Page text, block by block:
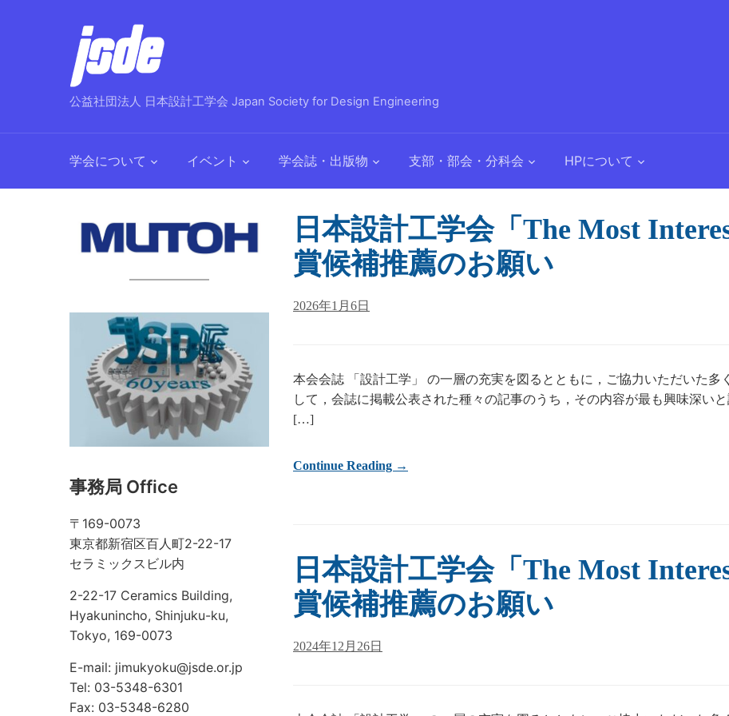
公益社団法人 日本設計工学会 Japan Society for Design Engineering
学会について イベント 学会誌・出版物 支部・部会・分科会 HPについて
事務局 Office
〒169-0073
東京都新宿区百人町2-22-17
セラミックスビル内
2-22-17 Ceramics Building,
Hyakunincho, Shinjuku-ku,
Tokyo, 169-0073
E-mail: jimukyoku@jsde.or.jp
Tel: 03-5348-6301
Fax: 03-5348-6280
日本設計工学会「The Most
賞候補推薦のお願い
2026年1月6日
本会会誌 「設計工学」 の一層の充実を図るとともに，ご協力いただいた多
して，会誌に掲載公表された種々の記事のうち，その内容が最も興味深い
[…]
Continue Reading →
日本設計工学会「The Most
賞候補推薦のお願い
2024年12月26日